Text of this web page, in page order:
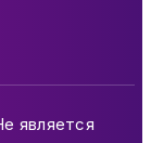
является